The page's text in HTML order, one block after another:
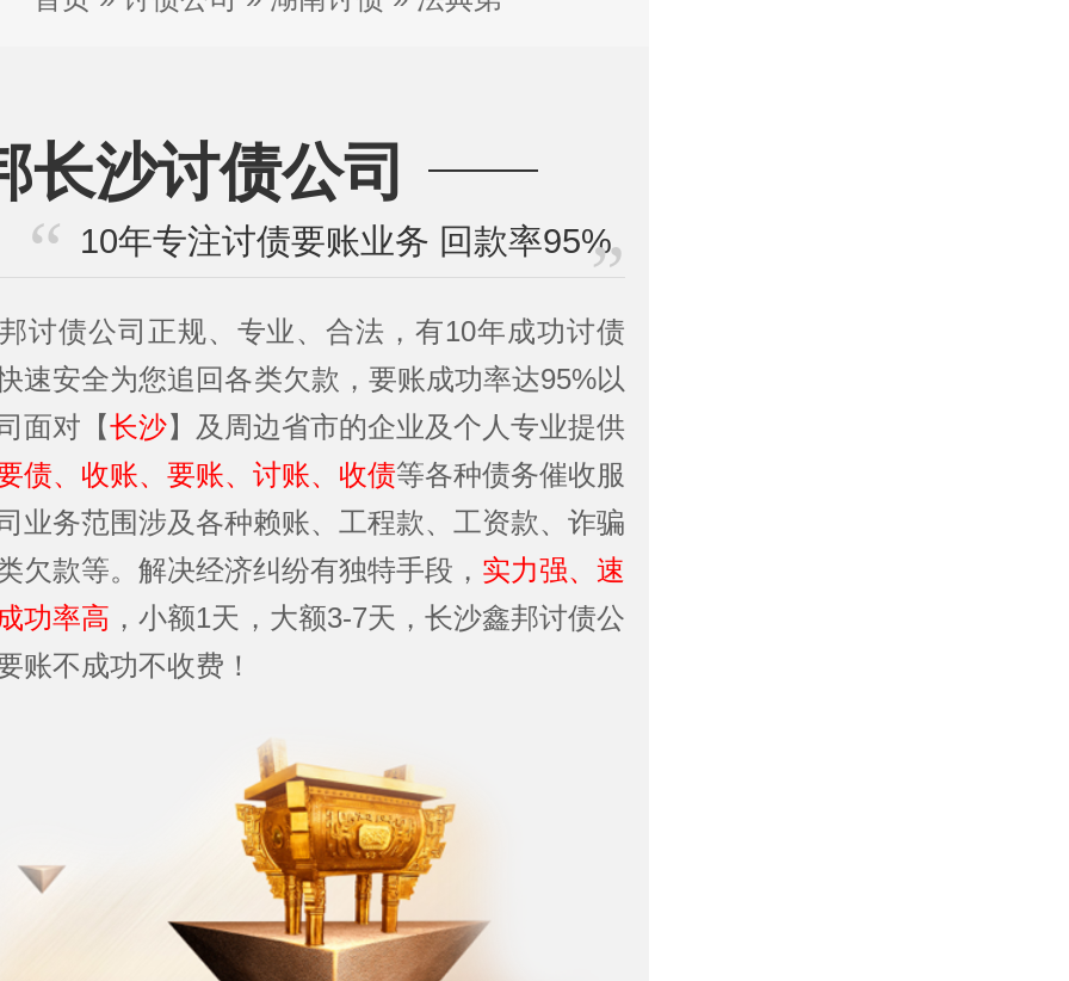
长沙讨债公司
10年专注讨债要账业务 回款率95%
讨债公司正规、专业、合法，有10年成功讨债
速安全为您追回各类欠款，要账成功率达95%以
面对【长沙】及周边省市的企业及个人专业提供
债、收账、要账、讨账、收债等各种债务催收服
业务范围涉及各种赖账、工程款、工资款、诈骗
欠款等。解决经济纠纷有独特手段， 实力强、速
功率高 ，小额1天，大额3-7天，长沙鑫邦讨债公
账不成功不收费！